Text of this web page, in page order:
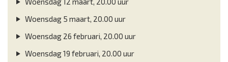
Woensdag 5 maart, 20.00 uur
Woensdag 26 februari, 20.00 uur
Woensdag 19 februari, 20.00 uur